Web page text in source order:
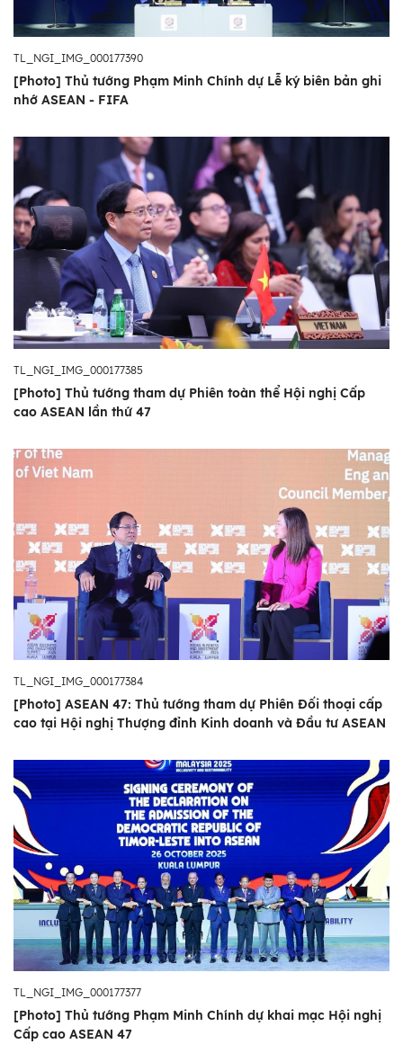
TL_NGI_IMG_000177390
[Photo] Thủ tướng Phạm Minh Chính dự Lễ ký biên bản ghi
nhớ ASEAN - FIFA
TL_NGI_IMG_000177385
[Photo] Thủ tướng tham dự Phiên toàn thể Hội nghị Cấp
cao ASEAN lần thứ 47
TL_NGI_IMG_000177384
[Photo] ASEAN 47: Thủ tướng tham dự Phiên Đối thoại cấp
cao tại Hội nghị Thượng đỉnh Kinh doanh và Đầu tư ASEAN
TL_NGI_IMG_000177377
[Photo] Thủ tướng Phạm Minh Chính dự khai mạc Hội nghị
Cấp cao ASEAN 47